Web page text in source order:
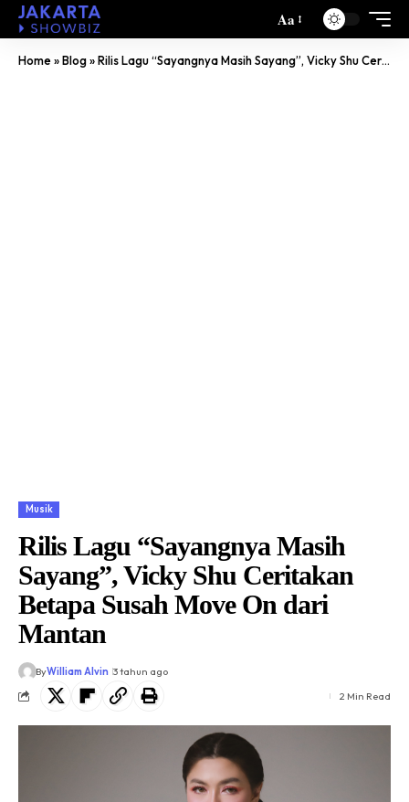
Aa
Home»Blog»Rilis Lagu “Sayangnya Masih Sayang”, Vicky Shu Ceritakan Betapa Susah Move On dari Mantan
Musik
Rilis Lagu “Sayangnya Masih
Sayang”, Vicky Shu Ceritakan
Betapa Susah Move On dari
Mantan
ByWilliam Alvin 3 tahun ago
2 Min Read